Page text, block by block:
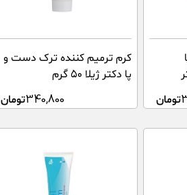
تومان
کرم ترمیم کننده ترک دست و
پا دکتر ژیلا ۵۰ گرم
340,800تومان